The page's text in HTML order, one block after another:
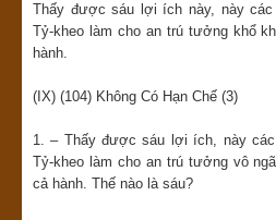
Thấy được sáu lợi ích này, này
Tỷ-kheo làm cho an trú tưởng khổ
hành.
(IX) (104) Không Có Hạn Chế (3)
1. – Thấy được sáu lợi ích, này
Tỷ-kheo làm cho an trú tưởng vô
cả hành. Thế nào là sáu?